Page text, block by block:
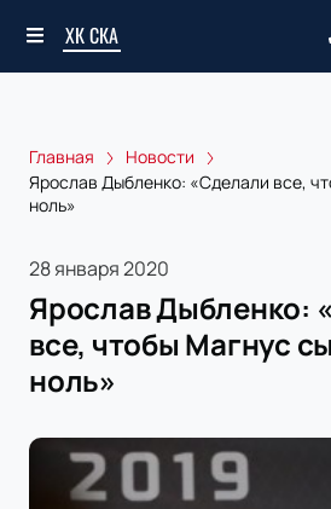
ХК СКА
Главная
Новости
Ярослав Дыбленко: «Сделали все,
ноль»
28 января 2020
Ярослав Дыбленко:
все, чтобы Магнус
ноль»